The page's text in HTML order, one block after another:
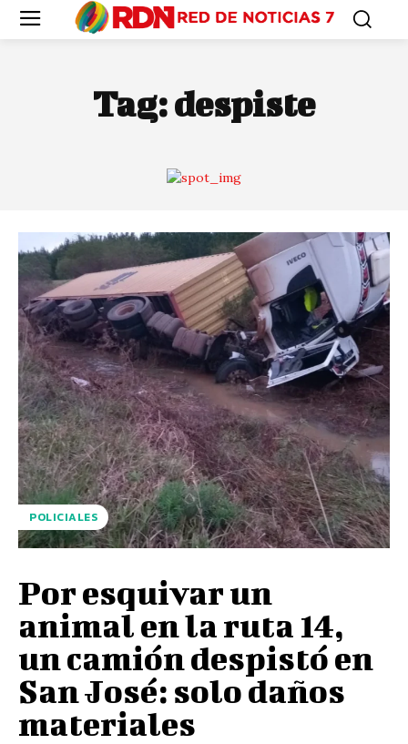
Tag:despiste
POLICIALES
Por esquivar un
animal en la ruta 14,
un camión despistó en
San José: solo daños
materiales